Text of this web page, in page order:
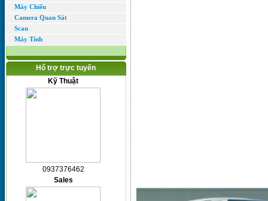
Máy Chiếu
Camera Quan Sát
Scan
Máy Tính
Hổ trợ trực tuyến
Kỹ Thuật
0937376462
Sales